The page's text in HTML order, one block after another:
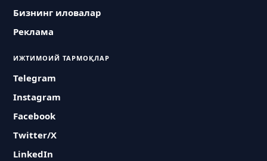
Бизнинг иловалар
Реклама
ИЖТИМОИЙ ТАРМОҚЛАР
Telegram
Instagram
Facebook
Twitter/X
LinkedIn